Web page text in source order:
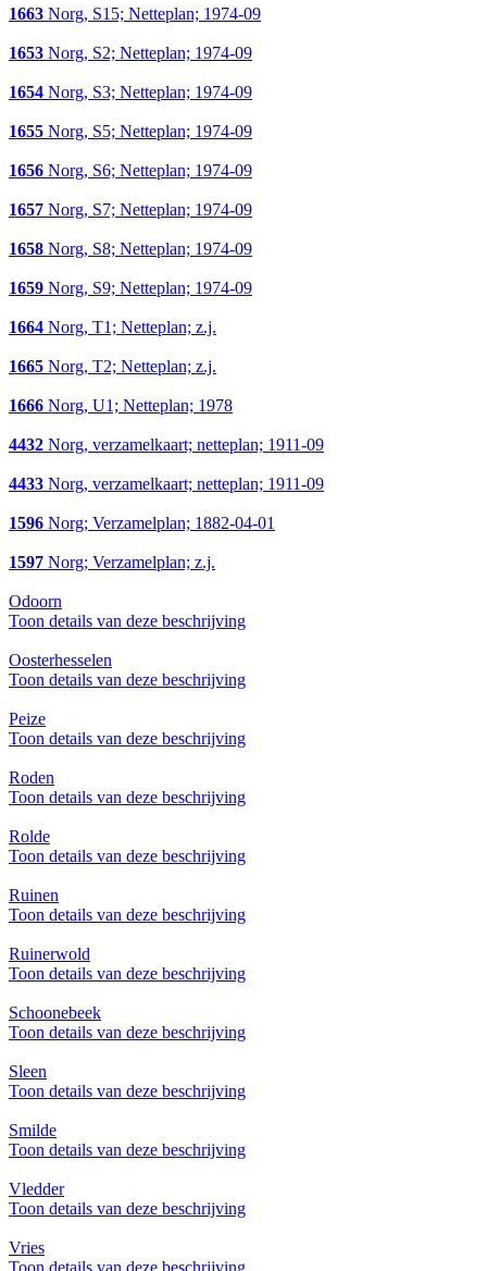
1663 Norg, S15; Netteplan; 1974-09
1653 Norg, S2; Netteplan; 1974-09
1654 Norg, S3; Netteplan; 1974-09
1655 Norg, S5; Netteplan; 1974-09
1656 Norg, S6; Netteplan; 1974-09
1657 Norg, S7; Netteplan; 1974-09
1658 Norg, S8; Netteplan; 1974-09
1659 Norg, S9; Netteplan; 1974-09
1664 Norg, T1; Netteplan; z.j.
1665 Norg, T2; Netteplan; z.j.
1666 Norg, U1; Netteplan; 1978
4432 Norg, verzamelkaart; netteplan; 1911-09
4433 Norg, verzamelkaart; netteplan; 1911-09
1596 Norg; Verzamelplan; 1882-04-01
1597 Norg; Verzamelplan; z.j.
Odoorn
Toon details van deze beschrijving
Oosterhesselen
Toon details van deze beschrijving
Peize
Toon details van deze beschrijving
Roden
Toon details van deze beschrijving
Rolde
Toon details van deze beschrijving
Ruinen
Toon details van deze beschrijving
Ruinerwold
Toon details van deze beschrijving
Schoonebeek
Toon details van deze beschrijving
Sleen
Toon details van deze beschrijving
Smilde
Toon details van deze beschrijving
Vledder
Toon details van deze beschrijving
Vries